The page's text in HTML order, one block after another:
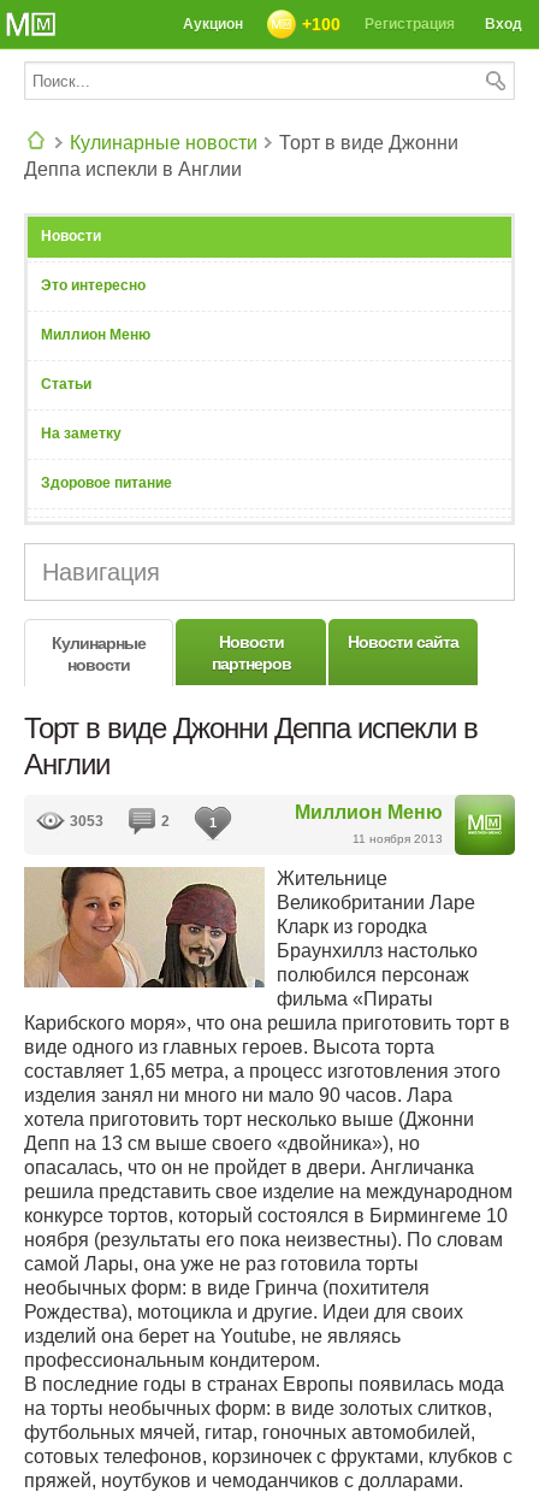
Вход
Регистрация
+100
Аукцион
Кулинарные новости
Торт в виде Джонни
Деппа испекли в Англии
Новости
Это интересно
Миллион Меню
Статьи
На заметку
Здоровое питание
Навигация
Кулинарные
новости
Новости
партнеров
Новости сайта
Торт в виде Джонни Деппа испекли в
Англии
Миллион Меню
11 ноября 2013
3053 2 1
Жительнице
Великобритании Ларе
Кларк из городка
Браунхиллз настолько
полюбился персонаж
фильма «Пираты
Карибского моря», что она решила приготовить торт в
виде одного из главных героев. Высота торта
составляет 1,65 метра, а процесс изготовления этого
изделия занял ни много ни мало 90 часов. Лара
хотела приготовить торт несколько выше (Джонни
Депп на 13 см выше своего «двойника»), но
опасалась, что он не пройдет в двери. Англичанка
решила представить свое изделие на международном
конкурсе тортов, который состоялся в Бирмингеме 10
ноября (результаты его пока неизвестны). По словам
самой Лары, она уже не раз готовила торты
необычных форм: в виде Гринча (похитителя
Рождества), мотоцикла и другие. Идеи для своих
изделий она берет на Youtube, не являясь
профессиональным кондитером.
В последние годы в странах Европы появилась мода
на торты необычных форм: в виде золотых слитков,
футбольных мячей, гитар, гоночных автомобилей,
сотовых телефонов, корзиночек с фруктами, клубков с
пряжей, ноутбуков и чемоданчиков с долларами.